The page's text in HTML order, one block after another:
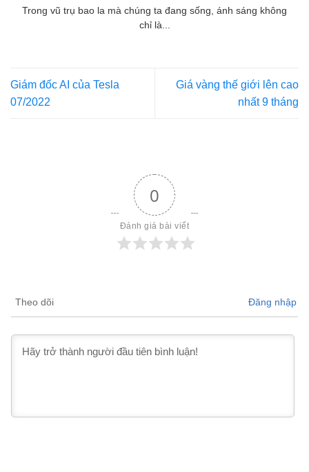
Trong vũ trụ bao la mà chúng ta đang sống, ánh sáng không
chỉ là...
Giám đốc AI của Tesla
07/2022
Giá vàng thế giới lên cao
nhất 9 tháng
0
Đánh giá bài viết
Theo dõi Đăng nhập